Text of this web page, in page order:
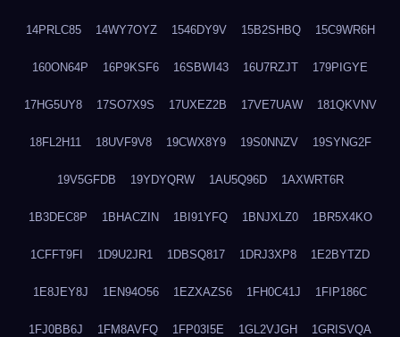
14PRLC85 14WY7OYZ 1546DY9V 15B2SHBQ 15C9WR6H
160ON64P 16P9KSF6 16SBWI43 16U7RZJT 179PIGYE
17HG5UY8 17SO7X9S 17UXEZ2B 17VE7UAW 181QKVNV
18FL2H11 18UVF9V8 19CWX8Y9 19S0NNZV 19SYNG2F
19V5GFDB 19YDYQRW 1AU5Q96D 1AXWRT6R
1B3DEC8P 1BHACZIN 1BI91YFQ 1BNJXLZ0 1BR5X4KO
1CFFT9FI 1D9U2JR1 1DBSQ817 1DRJ3XP8 1E2BYTZD
1E8JEY8J 1EN94O56 1EZXAZS6 1FH0C41J 1FIP186C
1FJ0BB6J 1FM8AVFQ 1FP03I5E 1GL2VJGH 1GRISVQA